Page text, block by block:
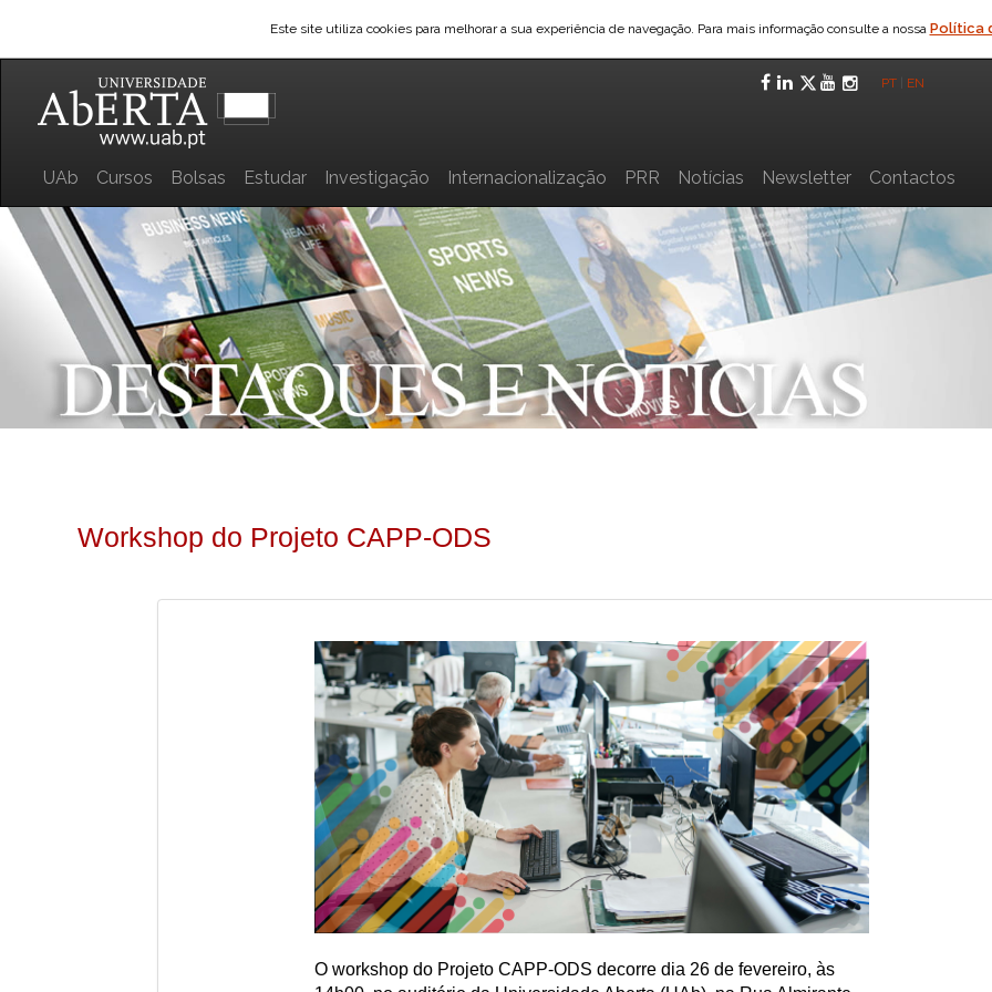
Este site utiliza cookies para melhorar a sua experiência de navegação. Para mais informação consulte a nossa Política
Facebook
LinkedIn
Twitter
YouTube
PT EN
UAb Cursos Bolsas Estudar Investigação Internacionalização PRR Notícias Newsletter Contactos
Workshop do Projeto CAPP-ODS
O workshop do Projeto CAPP-ODS decorre dia 26 de fevereiro, às